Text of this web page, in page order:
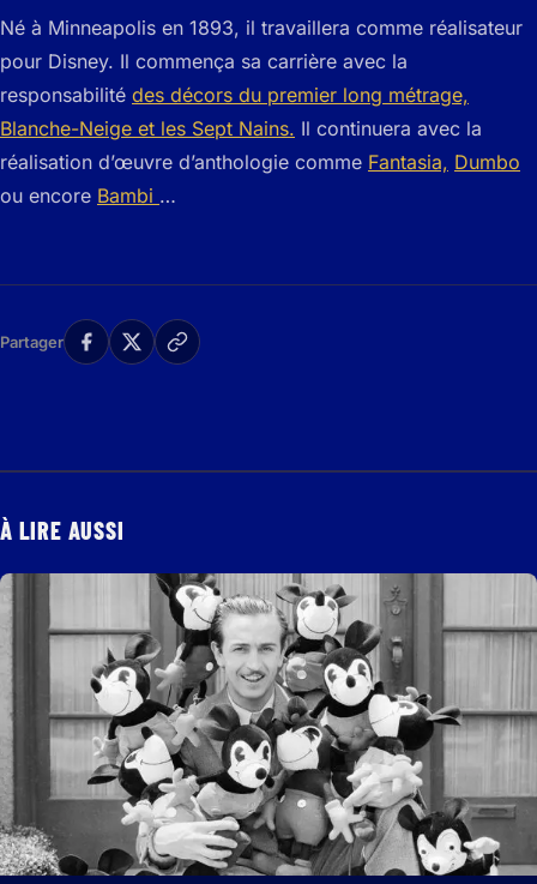
Né à Minneapolis en 1893, il travaillera comme réalisateur
pour Disney. Il commença sa carrière avec la
responsabilité des décors du premier long métrage,
Blanche-Neige et les Sept Nains. Il continuera avec la
réalisation d’œuvre d’anthologie comme Fantasia, Dumbo
ou encore Bambi …
Partager
À LIRE AUSSI